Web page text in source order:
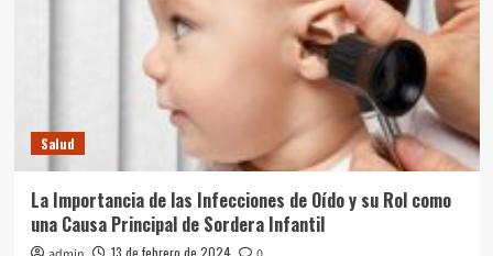
Salud
Esclerosis lateral amiotrófica (ELA): qué es,
causas, síntomas, diagnóstico y tratamiento
Encefalopatía: causas, síntomas, diagnóstico,
tratamiento y prevención
Salud
La Importancia de las Infecciones de Oído y su Rol como
una Causa Principal de Sordera Infantil
13 de febrero de 2024